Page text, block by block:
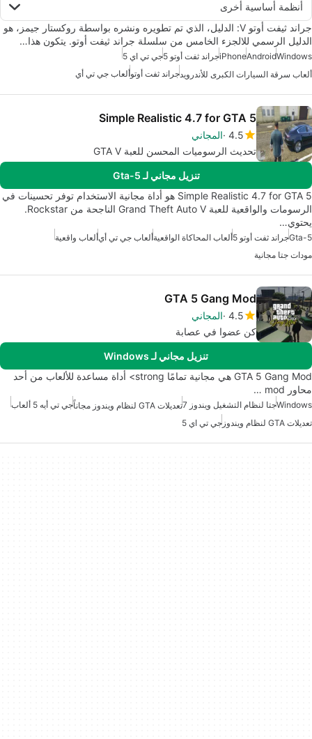
أنظمة أساسية أخرى
جراند ثيفت أوتو V: الدليل، الذي تم تطويره ونشره بواسطة روكستار جيمز، هو
الدليل الرسمي للالجزء الخامس من سلسلة جراند ثيفت أوتو. يتكون هذا…
Windows
Android
iPhoneجراند ثفت أوتو 5
جي تي اي 5
ألعاب سرقة السيارات الكبرى للأندرويدجراند ثفت أوتوألعاب جي تي أي
Simple Realistic 4.7 for GTA 5
4.5 المجاني
تحديث الرسوميات المحسن للعبة GTA V
تنزيل مجاني لـ Gta-5
Simple Realistic 4.7 for GTA 5 هو أداة مجانية الاستخدام توفر تحسينات في
الرسومات والواقعية للعبة Grand Theft Auto V الناجحة من Rockstar.
يحتوي…
Gta-5جراند ثفت أوتو 5 ألعاب المحاكاة الواقعيةألعاب جي تي أيألعاب واقعية
مودات جتا مجانية
GTA 5 Gang Mod
4.5 المجاني
كن عضوا في عصابة
تنزيل مجاني لـ Windows
GTA 5 Gang Mod هي مجانية تمامًا strong> أداة مساعدة للألعاب من أحد
محاور mod …
Windowsجتا لنظام التشغيل ويندوز 7 تعديلات GTA لنظام ويندوز مجاناً
جي تي أيه 5 ألعاب
تعديلات GTA لنظام ويندوز
جي تي اي 5